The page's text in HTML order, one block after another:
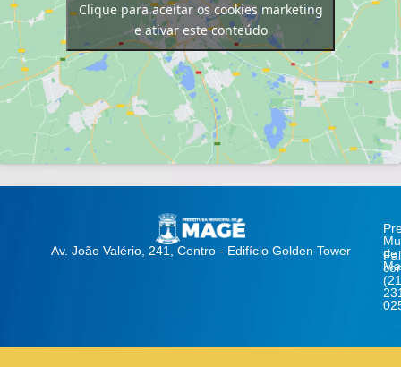
Clique para aceitar os cookies marketing
e ativar este conteúdo
Av. João Valério, 241, Centro - Edifício Golden Tower
de